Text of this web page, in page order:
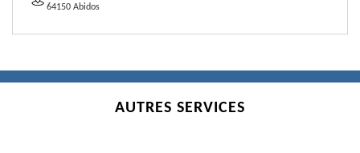
64150 Abidos
AUTRES SERVICES